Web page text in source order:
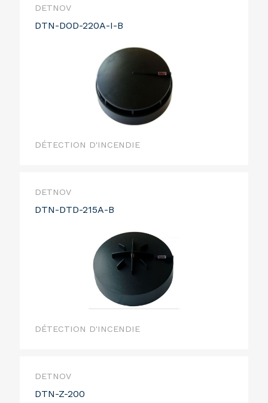
DETNOV
DTN-DOD-220A-I-B
DÉTECTION D'INCENDIE
DETNOV
DTN-DTD-215A-B
DÉTECTION D'INCENDIE
DETNOV
DTN-Z-200